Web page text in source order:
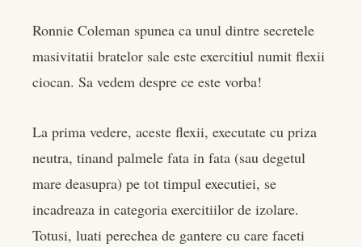
Ronnie Coleman spunea ca unul dintre secretele
masivitatii bratelor sale este exercitiul numit flexii
ciocan. Sa vedem despre ce este vorba!
La prima vedere, aceste flexii, executate cu priza
neutra, tinand palmele fata in fata (sau degetul
mare deasupra) pe tot timpul executiei, se
incadreaza in categoria exercitiilor de izolare.
Totusi, luati perechea de gantere cu care faceti